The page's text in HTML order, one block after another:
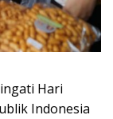
Hari
Indonesia